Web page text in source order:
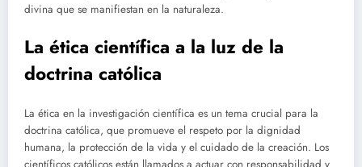
divina que se manifiestan en la naturaleza.
La ética científica a la luz de la
doctrina católica
La ética en la investigación científica es un tema crucial para la
doctrina católica, que promueve el respeto por la dignidad
humana, la protección de la vida y el cuidado de la creación. Los